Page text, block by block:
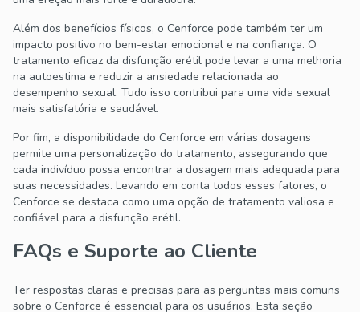
Além dos benefícios físicos, o Cenforce pode também ter um
impacto positivo no bem-estar emocional e na confiança. O
tratamento eficaz da disfunção erétil pode levar a uma melhoria
na autoestima e reduzir a ansiedade relacionada ao
desempenho sexual. Tudo isso contribui para uma vida sexual
mais satisfatória e saudável.
Por fim, a disponibilidade do Cenforce em várias dosagens
permite uma personalização do tratamento, assegurando que
cada indivíduo possa encontrar a dosagem mais adequada para
suas necessidades. Levando em conta todos esses fatores, o
Cenforce se destaca como uma opção de tratamento valiosa e
confiável para a disfunção erétil.
FAQs e Suporte ao Cliente
Ter respostas claras e precisas para as perguntas mais comuns
sobre o Cenforce é essencial para os usuários. Esta seção